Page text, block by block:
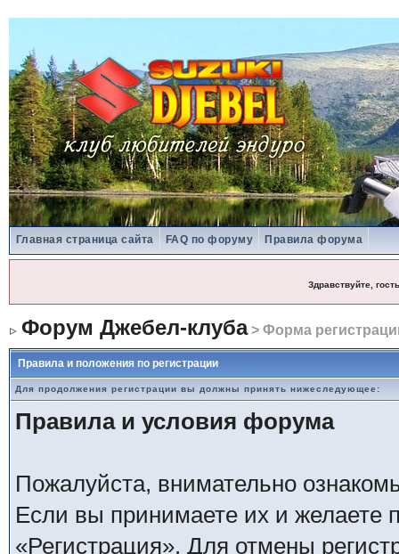
Главная страница сайта FAQ по форуму Правила форума
Здравствуйте, гость
Форум Джебел-клуба> Форма
Правила и положения по регистрации
Для продолжения регистрации вы должны принять нижеследующее:
Правила и условия форума
Пожалуйста, внимательно
Если вы принимаете их и желаете
«Регистрация». Для отмены